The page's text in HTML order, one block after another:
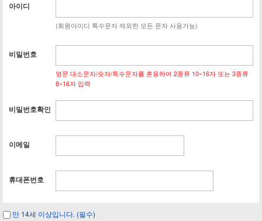
아이디
(회원아이디 특수문자 제외한 모든 문자 사용가능)
비밀번호
영문 대소문자/숫자/특수문자를 혼용하여 2종류 10~16자 또는 3종류
8~16자 입력
비밀번호확인
이메일
휴대폰번호
만 14세 이상입니다. (필수)